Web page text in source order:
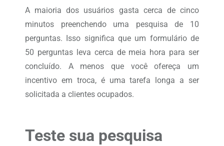
A maioria dos usuários gasta cerca de cinco
minutos preenchendo uma pesquisa de 10
perguntas. Isso significa que um formulário de
50 perguntas leva cerca de meia hora para ser
concluído. A menos que você ofereça um
incentivo em troca, é uma tarefa longa a ser
solicitada a clientes ocupados.
Teste sua pesquisa